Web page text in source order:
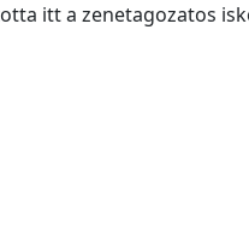
itt a zenetagozatos